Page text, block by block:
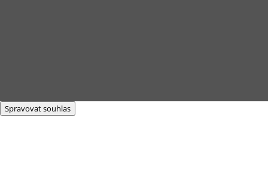
Spravovat souhlas